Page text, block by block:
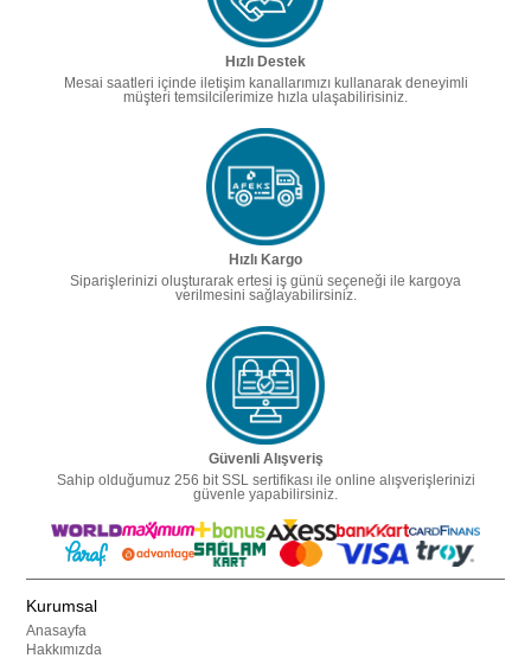
Hızlı Destek
Mesai saatleri içinde iletişim kanallarımızı kullanarak deneyimli
müşteri temsilcilerimize hızla ulaşabilirisiniz.
Hızlı Kargo
Siparişlerinizi oluşturarak ertesi iş günü seçeneği ile kargoya
verilmesini sağlayabilirsiniz.
Güvenli Alışveriş
Sahip olduğumuz 256 bit SSL sertifikası ile online alışverişlerinizi
güvenle yapabilirsiniz.
Kurumsal
Anasayfa
Hakkımızda